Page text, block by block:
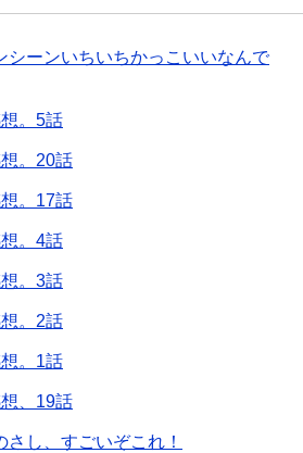
シーンいちいちかっこいいなんで
。5話
。20話
。17話
。4話
。3話
。2話
。1話
、19話
し、すごいぞこれ！